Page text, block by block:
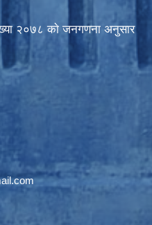
२०७८ काे जनगणना अनुसार